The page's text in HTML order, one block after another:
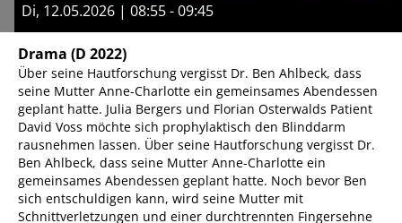
Di, 12.05.2026 | 08:55 - 09:45
Drama (D 2022)
Über seine Hautforschung vergisst Dr. Ben Ahlbeck, dass
seine Mutter Anne-Charlotte ein gemeinsames Abendessen
geplant hatte. Julia Bergers und Florian Osterwalds Patient
David Voss möchte sich prophylaktisch den Blinddarm
rausnehmen lassen. Über seine Hautforschung vergisst Dr.
Ben Ahlbeck, dass seine Mutter Anne-Charlotte ein
gemeinsames Abendessen geplant hatte. Noch bevor Ben
sich entschuldigen kann, wird seine Mutter mit
Schnittverletzungen und einer durchtrennten Fingersehne